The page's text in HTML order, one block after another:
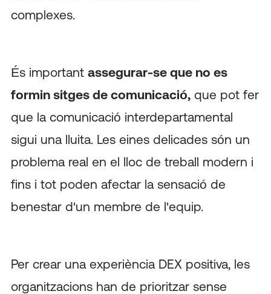
complexes.
És important assegurar-se que no es
formin sitges de comunicació, que pot fer
que la comunicació interdepartamental
sigui una lluita. Les eines delicades són un
problema real en el lloc de treball modern i
fins i tot poden afectar la sensació de
benestar d'un membre de l'equip.
Per crear una experiència DEX positiva, les
organitzacions han de prioritzar sense